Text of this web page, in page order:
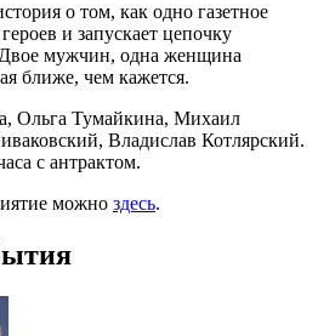
о том, как одно газетное
и запускает цепочку
мужчин, одна женщина
ближе, чем кажется.
Ольга Тумайкина, Михаил
Владислав Котлярский.
с антрактом.
можно здесь.